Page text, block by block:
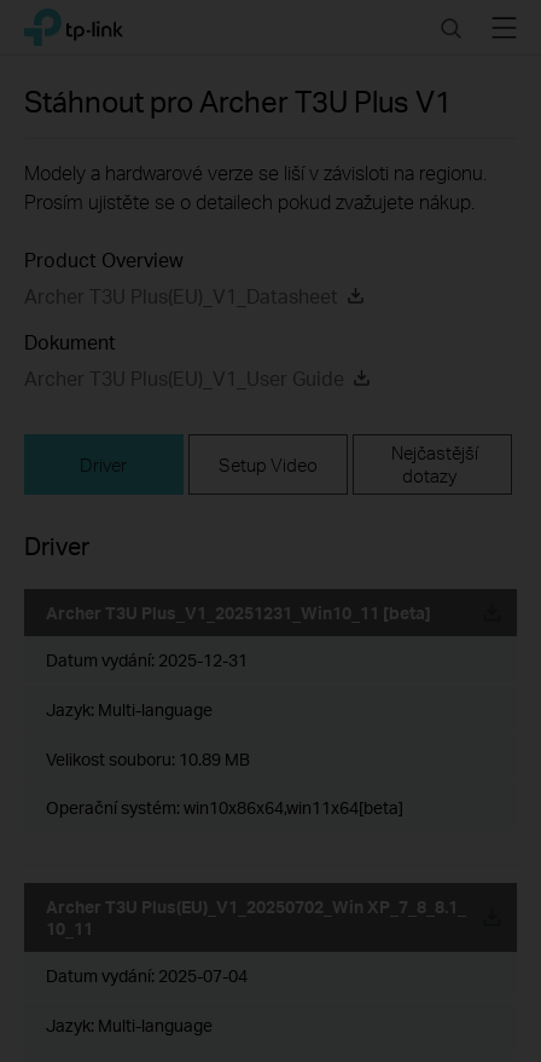
Click
navigation
TP-Link, Reliably Smart SearchMenu
Stáhnout pro Archer T3U Plus V1
Modely a hardwarové verze se liší v závisloti na regionu.
Prosím ujistěte se o detailech pokud zvažujete nákup.
Product Overview
Archer T3U Plus(EU)_V1_Datasheet
Dokument
Archer T3U Plus(EU)_V1_User Guide
Driver Setup Video
Nejčastější
dotazy
Driver
Archer T3U Plus_V1_20251231_Win10_11 [beta]
Datum vydání: 2025-12-31
Jazyk: Multi-language
Velikost souboru: 10.89 MB
Operační systém: win10x86x64,win11x64[beta]
Archer T3U Plus(EU)_V1_20250702_Win XP_7_8_8.1_
10_11
Datum vydání: 2025-07-04
Jazyk: Multi-language